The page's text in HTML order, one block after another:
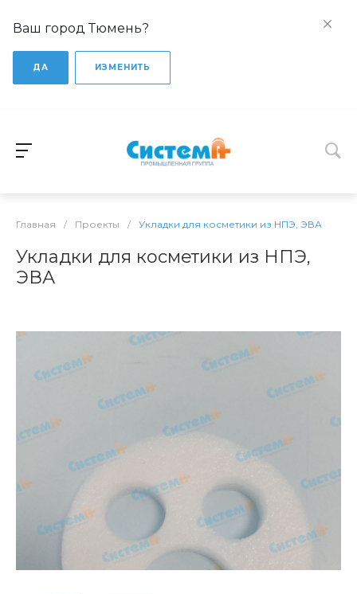
Ваш город Тюмень?
ДА ИЗМЕНИТЬ
Главная / Проекты / Укладки для косметики из НПЭ, ЭВА
Укладки для косметики из НПЭ,
ЭВА